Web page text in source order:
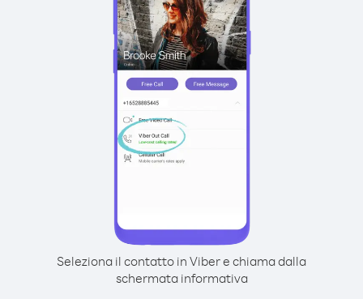
Seleziona il contatto in Viber e chiama dalla
schermata informativa